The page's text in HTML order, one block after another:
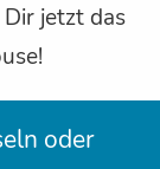
jetzt das
oder